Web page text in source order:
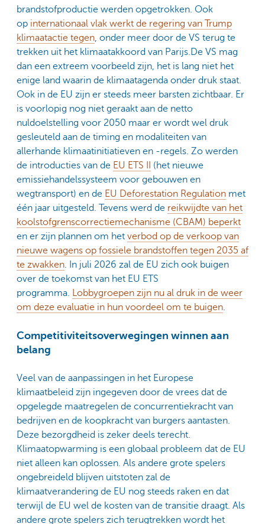
brandstofproductie werden opgetrokken. Ook
op internationaal vlak werkt de regering van Trump
klimaatactie tegen, onder meer door de VS terug te
trekken uit het klimaatakkoord van Parijs.De VS mag
dan een extreem voorbeeld zijn, het is lang niet het
enige land waarin de klimaatagenda onder druk staat.
Ook in de EU zijn er steeds meer barsten zichtbaar. Er
is voorlopig nog niet geraakt aan de netto
nuldoelstelling voor 2050 maar er wordt wel druk
gesleuteld aan de timing en modaliteiten van
allerhande klimaatinitiatieven en -regels. Zo werden
de introducties van de EU ETS II
(het nieuwe
emissiehandelssysteem voor gebouwen en
wegtransport) en de EU Deforestation Regulation met
één jaar uitgesteld. Tevens werd de reikwijdte van het
koolstofgrenscorrectiemechanisme (CBAM) beperkt
en er zijn plannen om het verbod op de verkoop van
nieuwe wagens op fossiele brandstoffen tegen 2035 af
te zwakken. In juli 2026 zal de EU zich ook buigen
over de toekomst van het EU ETS
programma. Lobbygroepen zijn nu al druk in de weer
om deze evaluatie in hun voordeel om te buigen.
Competitiviteitsoverwegingen winnen aan
belang
Veel van de aanpassingen in het Europese
klimaatbeleid zijn ingegeven door de vrees dat de
opgelegde maatregelen de concurrentiekracht van
bedrijven en de koopkracht van burgers aantasten.
Deze bezorgdheid is zeker deels terecht.
Klimaatopwarming is een globaal probleem dat de EU
niet alleen kan oplossen. Als andere grote spelers
ongebreideld blijven uitstoten zal de
klimaatverandering de EU nog steeds raken en dat
terwijl de EU wel de kosten van de transitie draagt. Als
andere grote spelers zich terugtrekken wordt het